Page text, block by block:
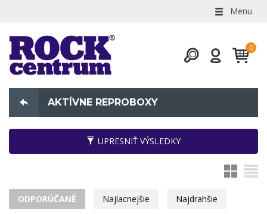
Menu
AKTÍVNE REPROBOXY
UPRESNIŤ VÝSLEDKY
ODPORÚČANÉ Najlacnejšie Najdrahšie